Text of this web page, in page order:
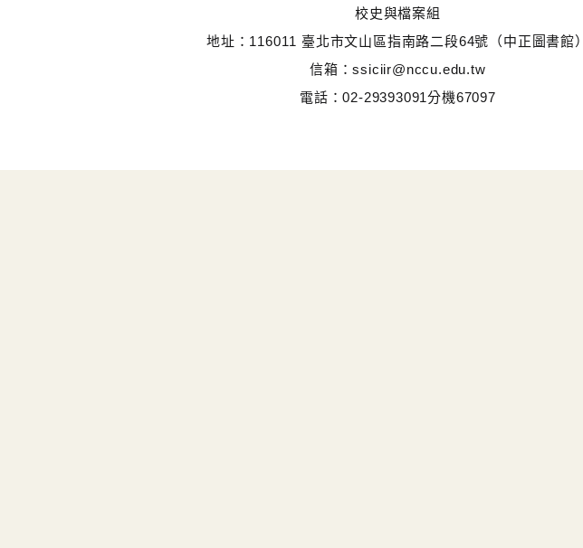
校史與檔案組
地址：116011 臺北市文山區指南路二段64號（中正圖書館）
信箱：ssiciir@nccu.edu.tw
電話：02-29393091分機67097